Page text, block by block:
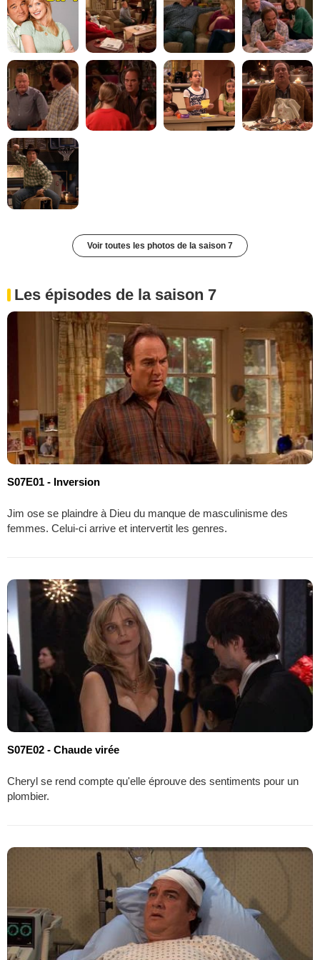
Voir toutes les photos de la saison 7
Les épisodes de la saison 7
S07E01 - Inversion
Jim ose se plaindre à Dieu du manque de masculinisme des
femmes. Celui-ci arrive et intervertit les genres.
S07E02 - Chaude virée
Cheryl se rend compte qu'elle éprouve des sentiments pour un
plombier.